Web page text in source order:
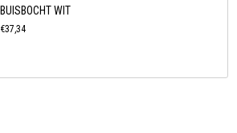
BUISBOCHT WIT
€37,34